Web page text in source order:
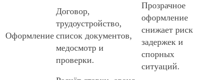
Оформление
Договор,
трудоустройство,
список документов,
медосмотр и
проверки.
Прозрачное
оформление
снижает риск
задержек и
спорных
ситуаций.